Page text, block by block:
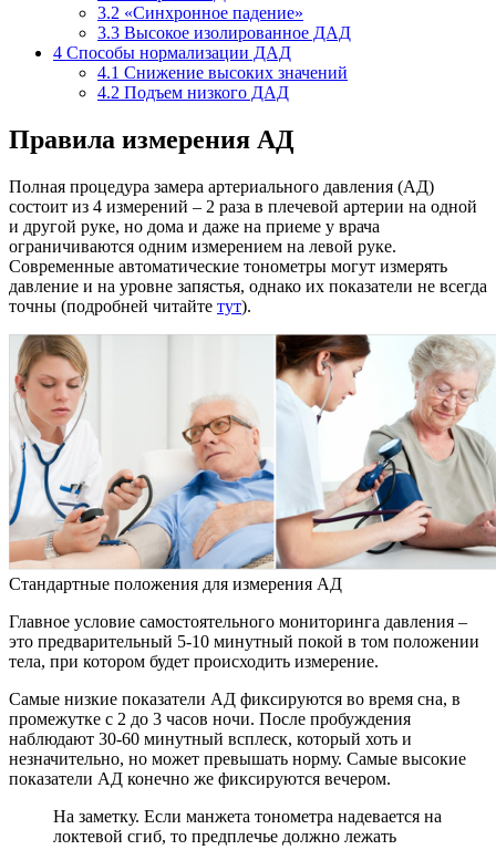
3.2 «Синхронное падение»
3.3 Высокое изолированное ДАД
4 Способы нормализации ДАД
4.1 Снижение высоких значений
4.2 Подъем низкого ДАД
Правила измерения АД
Полная процедура замера артериального давления (АД)
состоит из 4 измерений – 2 раза в плечевой артерии на одной
и другой руке, но дома и даже на приеме у врача
ограничиваются одним измерением на левой руке.
Современные автоматические тонометры могут измерять
давление и на уровне запястья, однако их показатели не всегда
точны (подробней читайте тут).
Стандартные положения для измерения АД
Главное условие самостоятельного мониторинга давления –
это предварительный 5-10 минутный покой в том положении
тела, при котором будет происходить измерение.
Самые низкие показатели АД фиксируются во время сна, в
промежутке с 2 до 3 часов ночи. После пробуждения
наблюдают 30-60 минутный всплеск, который хоть и
незначительно, но может превышать норму. Самые высокие
показатели АД конечно же фиксируются вечером.
На заметку. Если манжета тонометра надевается на
локтевой сгиб, то предплечье должно лежать